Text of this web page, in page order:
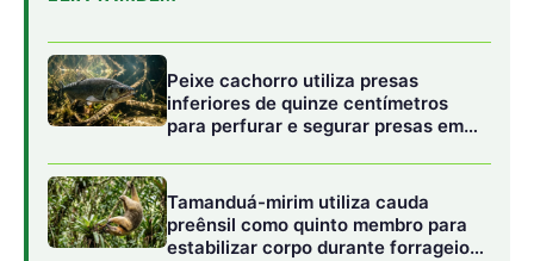
O Papel dos Moradores
externas. Organizados em grupos como os “Guardiões da
Floresta” e a “Rede de Monitoramento Ambiental”, eles
assumem a responsabilidade de proteger seu lar. Esses